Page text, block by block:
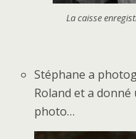
La caisse
Stéphane a
Roland et a
photo…